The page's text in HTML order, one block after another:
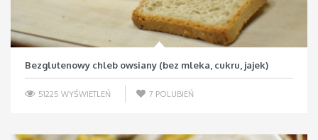
Bezglutenowy chleb owsiany (bez mleka, cukru, jajek)
51225 WYŚWIETLEŃ 7 POLUBIEŃ